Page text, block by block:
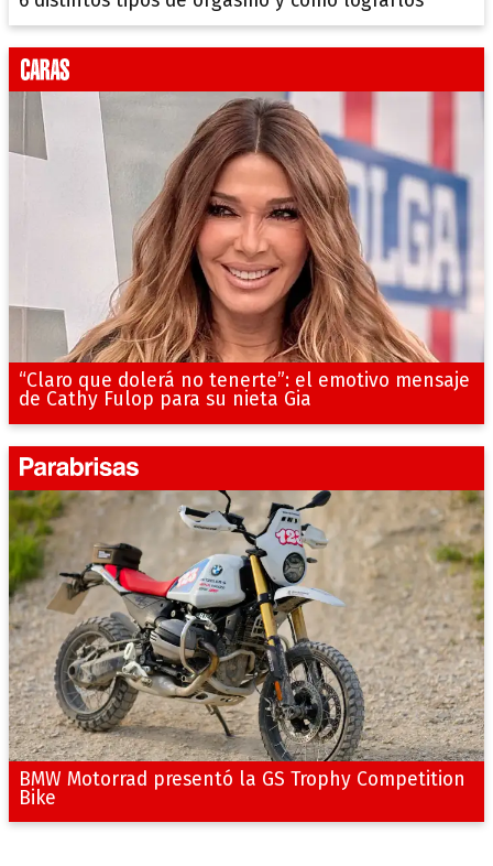
“Claro que dolerá no tenerte”: el emotivo mensaje
de Cathy Fulop para su nieta Gia
BMW Motorrad presentó la GS Trophy Competition
Bike